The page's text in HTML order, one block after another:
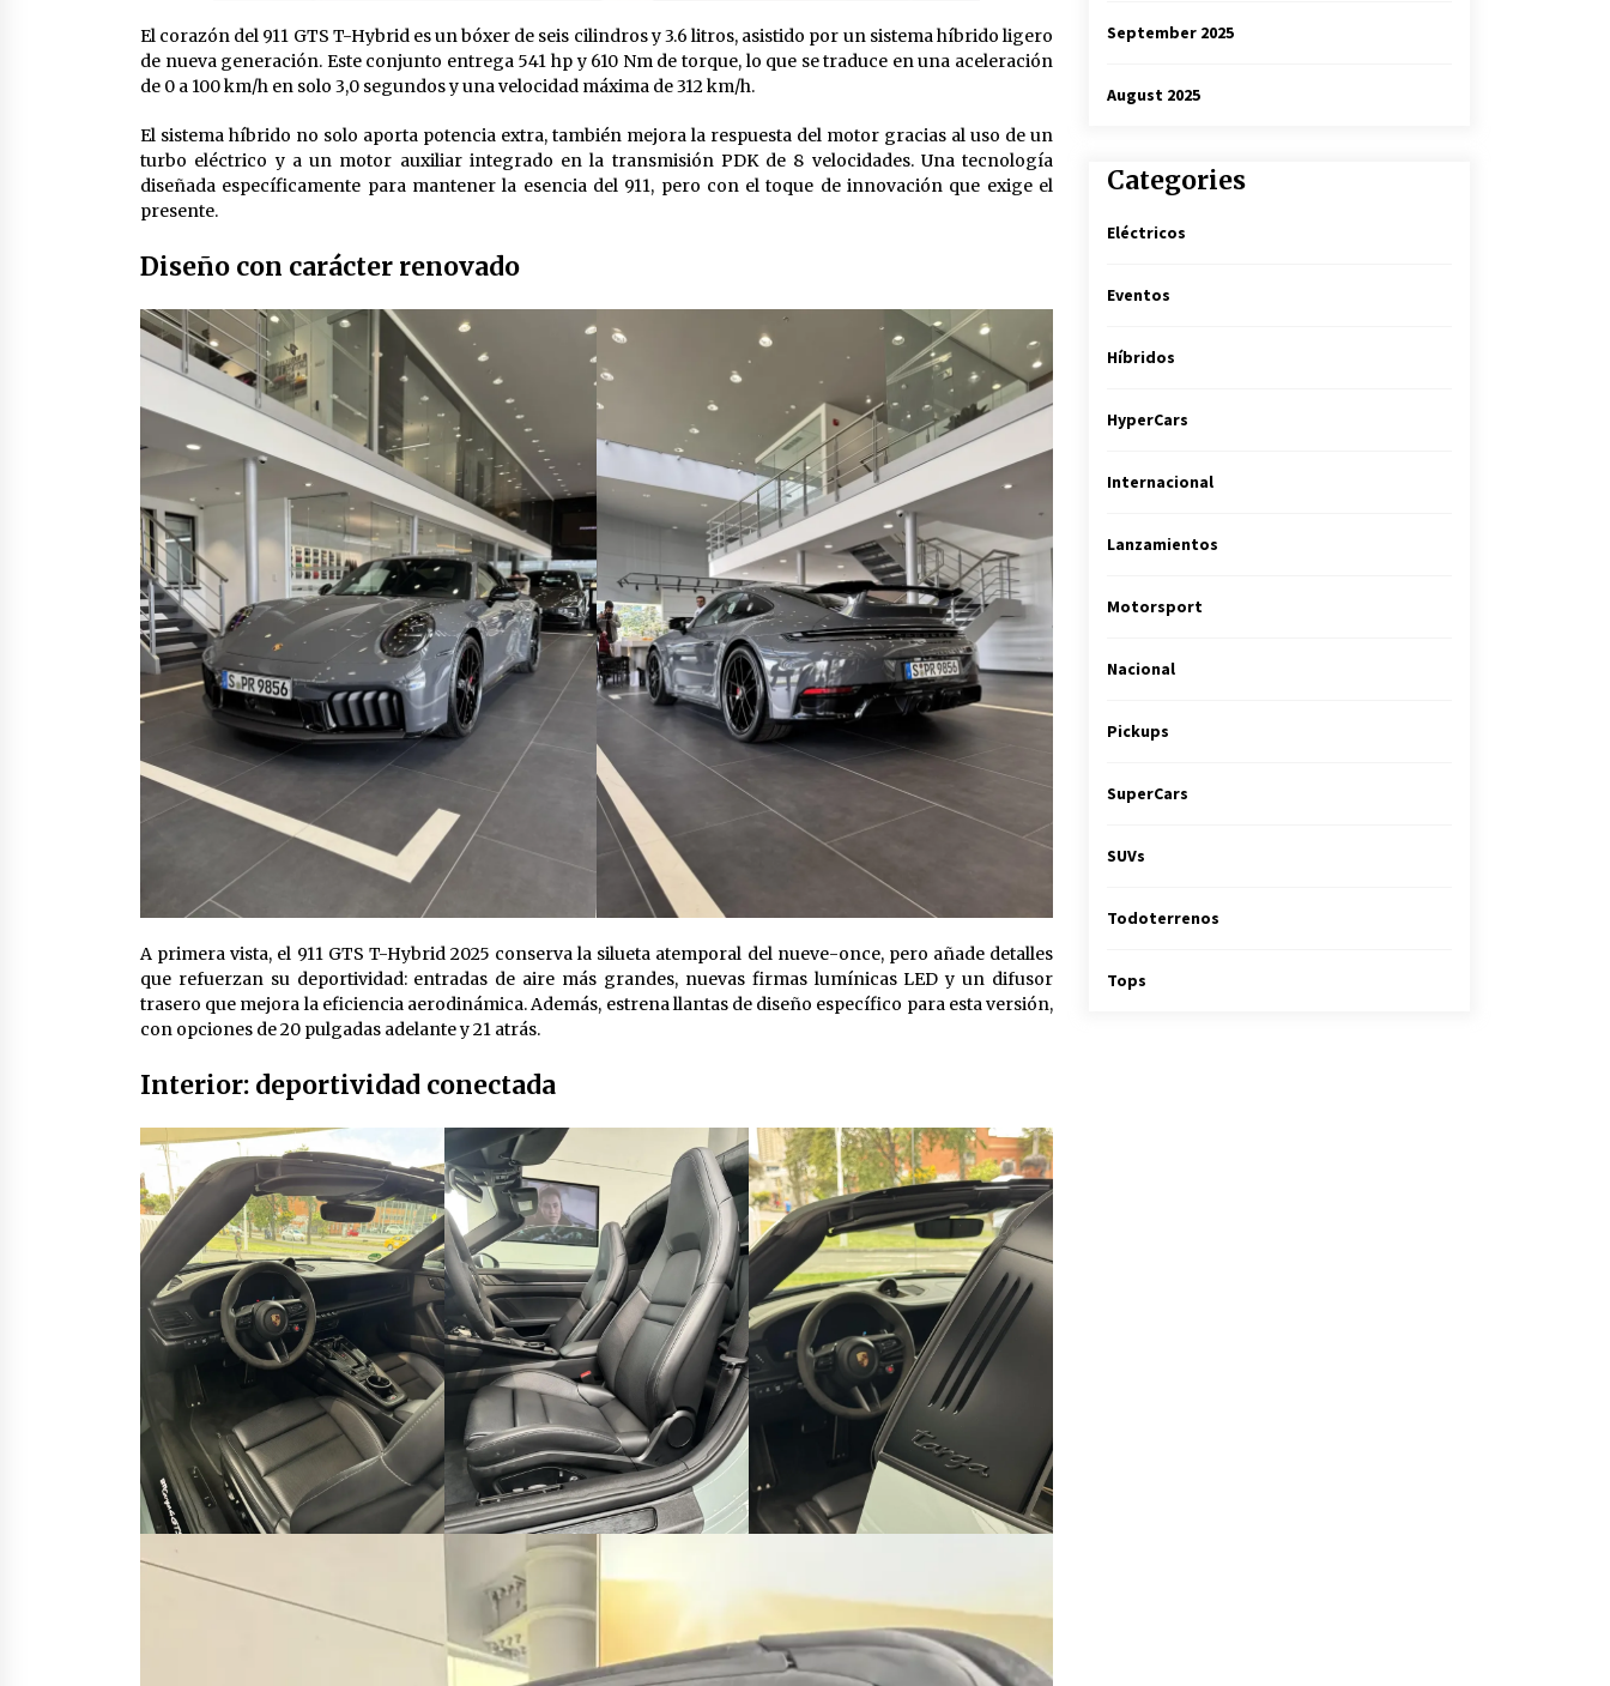
El corazón del 911 GTS T-Hybrid es un bóxer de seis cilindros y 3.6 litros, asistido por un sistema híbrido ligero
de nueva generación. Este conjunto entrega 541 hp y 610 Nm de torque, lo que se traduce en una aceleración
de 0 a 100 km/h en solo 3,0 segundos y una velocidad máxima de 312 km/h.
El sistema híbrido no solo aporta potencia extra, también mejora la respuesta del motor gracias al uso de un
turbo eléctrico y a un motor auxiliar integrado en la transmisión PDK de 8 velocidades. Una tecnología
diseñada específicamente para mantener la esencia del 911, pero con el toque de innovación que exige el
presente.
Diseño con carácter renovado
A primera vista, el 911 GTS T-Hybrid 2025 conserva la silueta atemporal del nueve-once, pero añade detalles
que refuerzan su deportividad: entradas de aire más grandes, nuevas firmas lumínicas LED y un difusor
trasero que mejora la eficiencia aerodinámica. Además, estrena llantas de diseño específico para esta versión,
con opciones de 20 pulgadas adelante y 21 atrás.
Interior: deportividad conectada
September 2025
August 2025
Categories
Eléctricos
Eventos
Híbridos
HyperCars
Internacional
Lanzamientos
Motorsport
Nacional
Pickups
SuperCars
SUVs
Todoterrenos
Tops